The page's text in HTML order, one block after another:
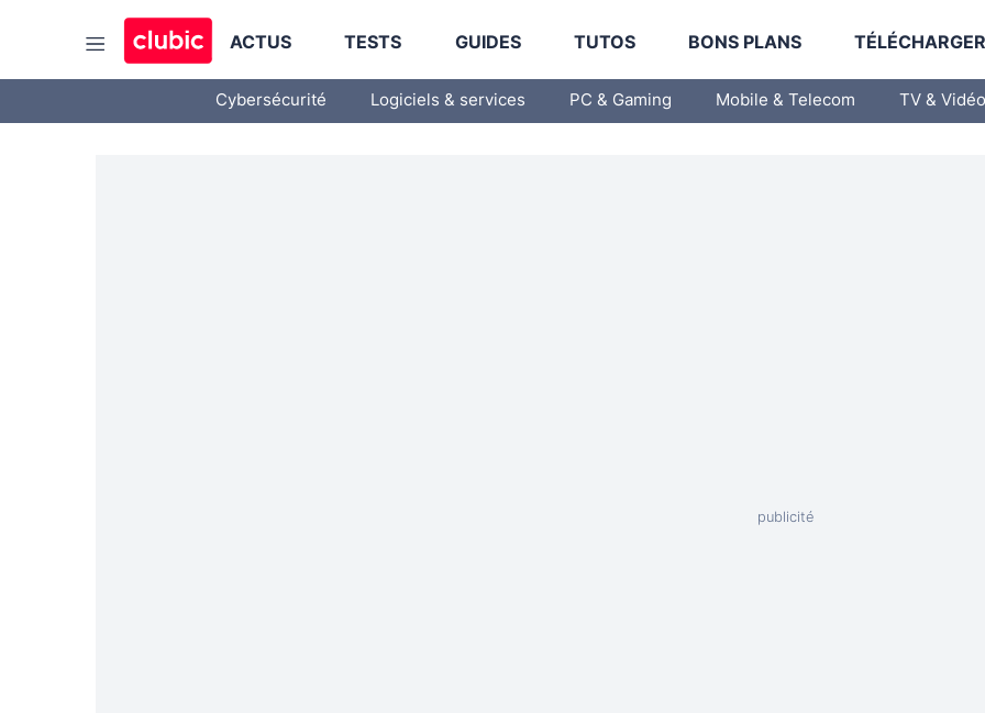
ACTUS TESTS GUIDES TUTOS BONS PLANS
Cybersécurité Logiciels & services PC & Gaming Mobile & Telecom TV & Vidéo